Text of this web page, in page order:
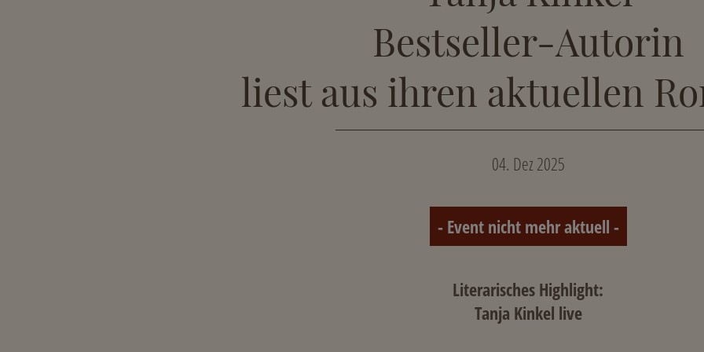
Bestseller-Autorin
liest aus ihren aktuellen
04. Dez 2025
- Event nicht mehr aktuell -
Literarisches Highlight:
Tanja Kinkel live